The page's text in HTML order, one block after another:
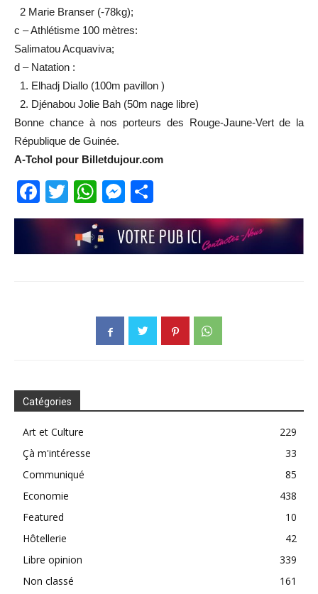
2 Marie Branser (-78kg);
c – Athlétisme 100 mètres:
Salimatou Acquaviva;
d – Natation :
1. Elhadj Diallo (100m pavillon )
2. Djénabou Jolie Bah (50m nage libre)
Bonne chance à nos porteurs des Rouge-Jaune-Vert de la
République de Guinée.
A-Tchol pour Billetdujour.com
Facebook
TwitterWhatsApp
Messenger
Catégories
Art et Culture
229
Çà m'intéresse
33
Communiqué
85
Economie
438
Featured
10
Hôtellerie
42
Libre opinion
339
Non classé
161